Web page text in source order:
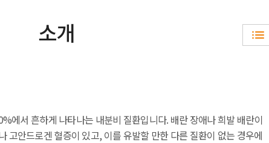
소개
에서 흔하게 나타나는 내분비 질환입니다. 배란 장애나 희발 배란이
고안드로겐 혈증이 있고, 이를 유발할 만한 다른 질환이 없는 경우에